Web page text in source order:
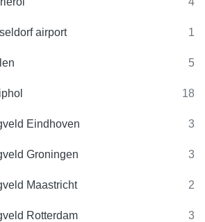
airport 1
5
18
Eindhoven 3
Groningen 3
Maastricht 2
Rotterdam 3